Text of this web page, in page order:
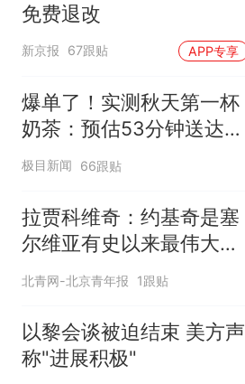
免费退改
新京报 67跟贴 APP专享
爆单了！实测秋天第一杯
奶茶：预估53分钟送达，
实际耗时92分钟
极目新闻 66跟贴
拉贾科维奇：约基奇是塞
尔维亚有史以来最伟大的
球员
北青网-北京青年报 1跟贴
以黎会谈被迫结束 美方声
称"进展积极"